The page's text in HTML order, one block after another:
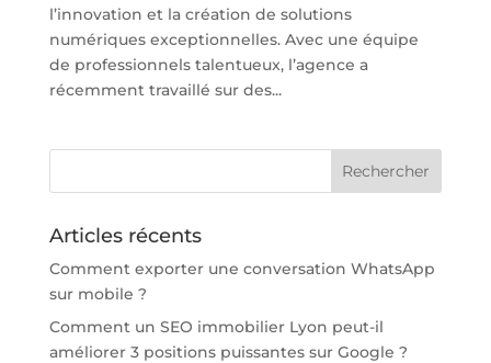
l’innovation et la création de solutions
numériques exceptionnelles. Avec une équipe
de professionnels talentueux, l’agence a
récemment travaillé sur des...
Articles récents
Comment exporter une conversation WhatsApp
sur mobile ?
Comment un SEO immobilier Lyon peut-il
améliorer 3 positions puissantes sur Google ?